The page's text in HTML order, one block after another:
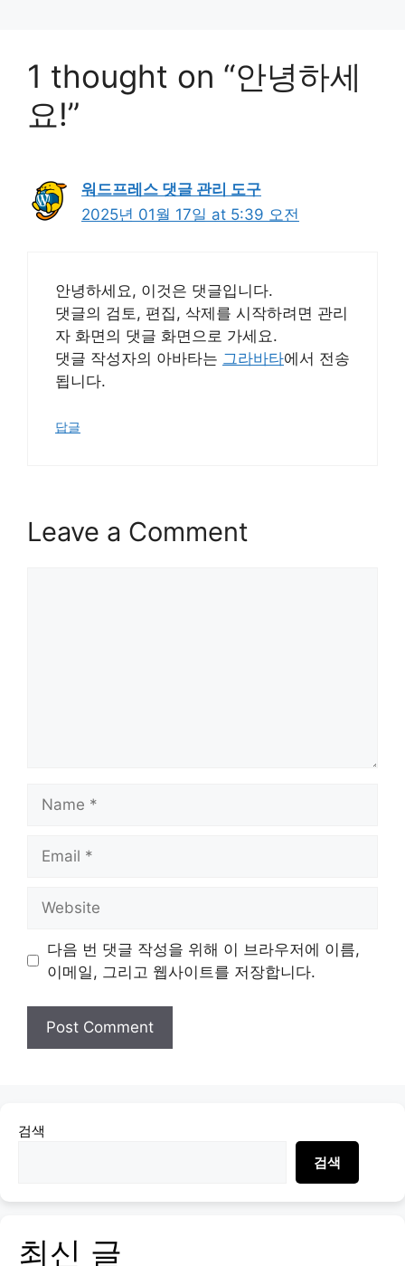
1 thought on “안녕하세
요!”
워드프레스 댓글 관리 도구
2025년 01월 17일 at 5:39 오전
안녕하세요, 이것은 댓글입니다.
댓글의 검토, 편집, 삭제를 시작하려면 관리
자 화면의 댓글 화면으로 가세요.
댓글 작성자의 아바타는 그라바타에서 전송
됩니다.
답글
Leave a Comment
다음 번 댓글 작성을 위해 이 브라우저에 이름,
이메일, 그리고 웹사이트를 저장합니다.
검색
검색
최신 글